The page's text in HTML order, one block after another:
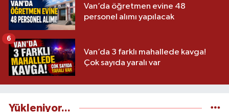
Van’da öğretmen evine 48
personel alımı yapılacak
Van’da 3 farklı mahallede kavga!
Çok sayıda yaralı var
6
Yükleniyor...